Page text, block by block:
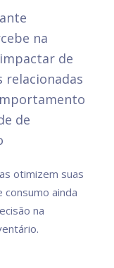
na
de
de
otimizem suas
ainda
na